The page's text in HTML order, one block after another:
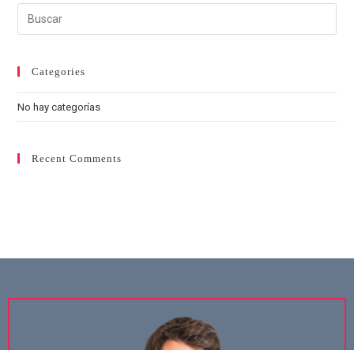
Categories
No hay categorías
Recent Comments